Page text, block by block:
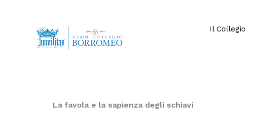
Il Collegio
La favola e la sapienza degli schiavi